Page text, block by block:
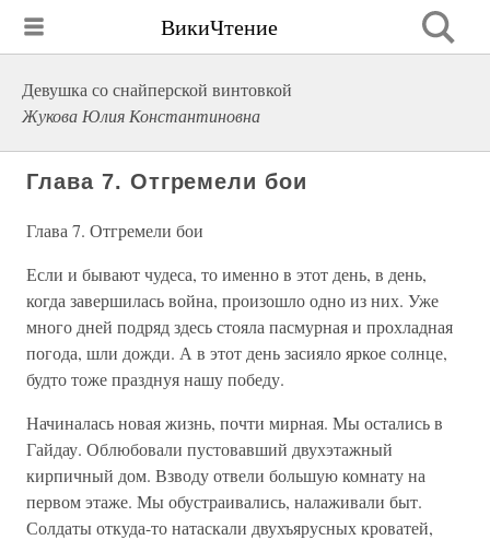
ВикиЧтение
Девушка со снайперской винтовкой
Жукова Юлия Константиновна
Глава 7. Отгремели бои
Глава 7. Отгремели бои
Если и бывают чудеса, то именно в этот день, в день,
когда завершилась война, произошло одно из них. Уже
много дней подряд здесь стояла пасмурная и прохладная
погода, шли дожди. А в этот день засияло яркое солнце,
будто тоже празднуя нашу победу.
Начиналась новая жизнь, почти мирная. Мы остались в
Гайдау. Облюбовали пустовавший двухэтажный
кирпичный дом. Взводу отвели большую комнату на
первом этаже. Мы обустраивались, налаживали быт.
Солдаты откуда-то натаскали двухъярусных кроватей,